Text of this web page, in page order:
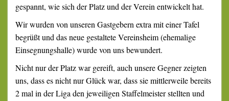
gespannt, wie sich der Platz und der Verein entwickelt hat.
Wir wurden von unseren Gastgebern extra mit einer Tafel
begrüßt und das neue gestaltete Vereinsheim (ehemalige
Einsegnungshalle) wurde von uns bewundert.
Nicht nur der Platz war gereift, auch unsere Gegner zeigten
uns, dass es nicht nur Glück war, dass sie mittlerweile bereits
2 mal in der Liga den jeweiligen Staffelmeister stellten und